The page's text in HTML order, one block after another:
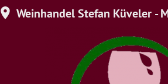
Weinhandel Stefan Küveler -